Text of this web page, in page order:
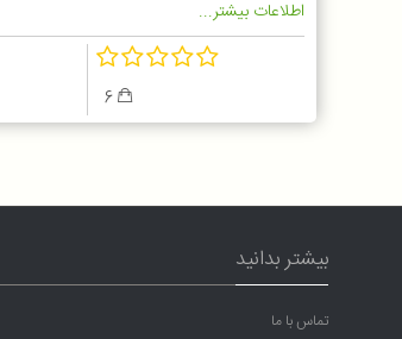
اطلاعات بیشتر...
6
بیشتر بدانید
تماس با ما